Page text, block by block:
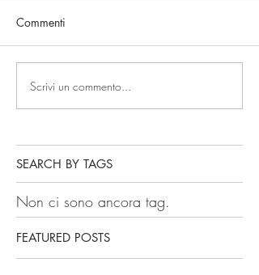
Commenti
Scrivi un commento...
SEARCH BY TAGS
Non ci sono ancora tag.
FEATURED POSTS